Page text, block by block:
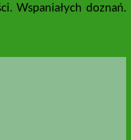
Wspaniałych doznań.